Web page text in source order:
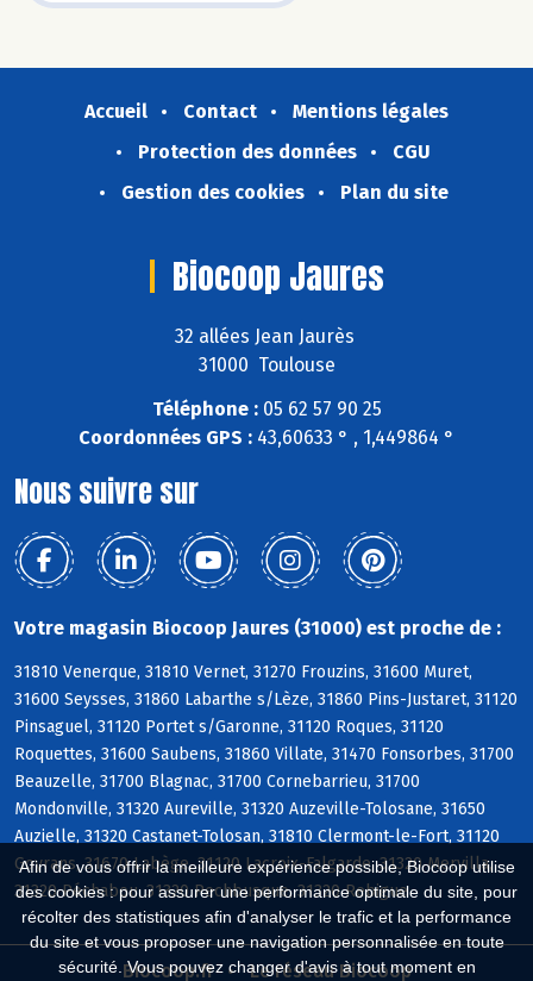
Afin de vous offrir la meilleure expérience possible, Biocoop utilise
des cookies : pour assurer une performance optimale du site, pour
récolter des statistiques afin d'analyser le trafic et la performance
du site et vous proposer une navigation personnalisée en toute
sécurité. Vous pouvez changer d'avis à tout moment en
Accueil Contact
Mentions légales
Protection des données
CGU
Gestion des cookies
Plan du site
Biocoop Jaures
32 allées Jean Jaurès
31000 Toulouse
Téléphone :05 62 57 90 25
Coordonnées GPS : 43,60633 ° , 1,449864 °
Nous suivre sur
Votre magasin Biocoop Jaures (31000) est proche de :
31810 Venerque, 31810 Vernet, 31270 Frouzins, 31600 Muret,
31600 Seysses, 31860 Labarthe s/Lèze, 31860 Pins-Justaret, 31120
Pinsaguel, 31120 Portet s/Garonne, 31120 Roques, 31120
Roquettes, 31600 Saubens, 31860 Villate, 31470 Fonsorbes, 31700
Beauzelle, 31700 Blagnac, 31700 Cornebarrieu, 31700
Mondonville, 31320 Aureville, 31320 Auzeville-Tolosane, 31650
Auzielle, 31320 Castanet-Tolosan, 31810 Clermont-le-Fort, 31120
Goyrans, 31670 Labège, 31120 Lacroix-Falgarde, 31320 Mervilla,
31320 Péchabou, 31320 Pechbusque, 31320 Rebigue
Biocoop.fr Le réseau Biocoop